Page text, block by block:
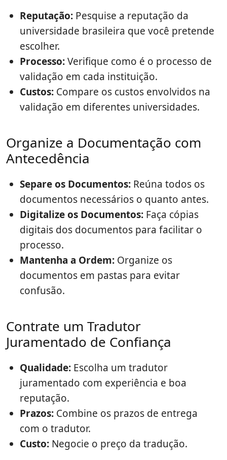
Reputação: Pesquise a reputação da
universidade brasileira que você pretende
escolher.
Processo:Verifique como é o processo de
validação em cada instituição.
Custos: Compare os custos envolvidos na
validação em diferentes universidades.
Organize a Documentação com
Antecedência
Separe os Documentos: Reúna todos os
documentos necessários o quanto antes.
Digitalize os Documentos: Faça cópias
digitais dos documentos para facilitar o
processo.
Mantenha a Ordem: Organize os
documentos em pastas para evitar
confusão.
Contrate um Tradutor
Juramentado de Confiança
Qualidade: Escolha um tradutor
juramentado com experiência e boa
reputação.
Prazos: Combine os prazos de entrega
com o tradutor.
Custo: Negocie o preço da tradução.